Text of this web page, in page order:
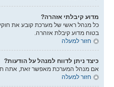
מדוע קיבלתי אזהרה?
בטוח מדוע קיבלת אזהרה.
חזור למעלה
כיצד ניתן לדווח למנהל על הודעות?
אם מנהל המערכת מאפשר זאת, אתה
חזור למעלה